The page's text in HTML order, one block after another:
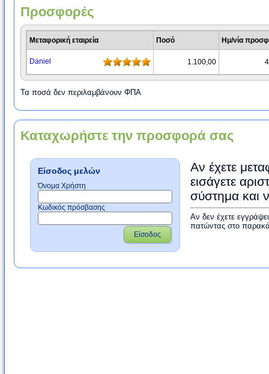
Προσφορές
Μεταφορική εταιρεία Ποσό Ημ/νία
Daniel 1.100,00
Τα ποσά δεν περιλαμβάνουν ΦΠΑ
Καταχωρήστε την προσφορά σας
Είσοδος μελών
Όνομα Χρήστη
Κωδικός πρόσβασης
Είσοδος
Αν έχετε
εισάγετε
σύστημα και
Αν δεν έχετε
πατώντας στο